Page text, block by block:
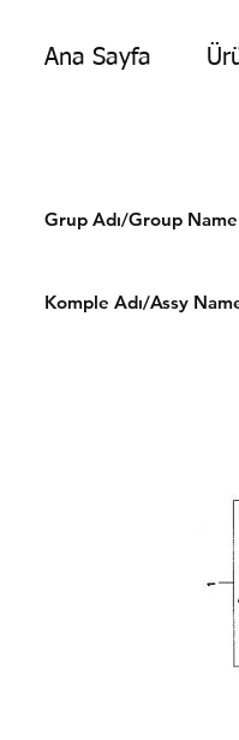
Ana Sayfa
Grup Adı/Group
Komple Adı/Assy